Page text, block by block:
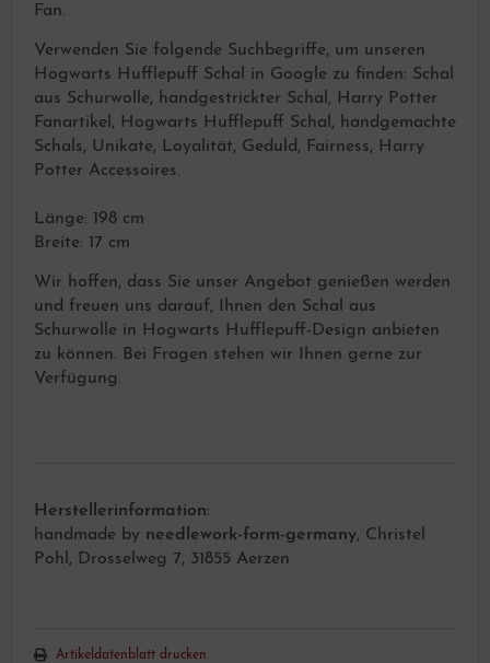
Fan.
Verwenden Sie folgende Suchbegriffe, um unseren
Hogwarts Hufflepuff Schal in Google zu finden: Schal
aus Schurwolle, handgestrickter Schal, Harry Potter
Fanartikel, Hogwarts Hufflepuff Schal, handgemachte
Schals, Unikate, Loyalität, Geduld, Fairness, Harry
Potter Accessoires.
Länge: 198 cm
Breite: 17 cm
Wir hoffen, dass Sie unser Angebot genießen werden
und freuen uns darauf, Ihnen den Schal aus
Schurwolle in Hogwarts Hufflepuff-Design anbieten
zu können. Bei Fragen stehen wir Ihnen gerne zur
Verfügung.
Herstellerinformation:
handmade by needlework-form-germany, Christel
Pohl, Drosselweg 7, 31855 Aerzen
Artikeldatenblatt drucken